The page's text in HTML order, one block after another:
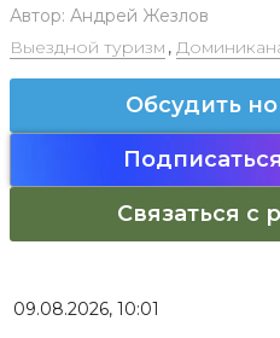
Автор: Андрей Жезлов
Выездной туризм ,
Обсудить
Связаться с
09.08.2026, 10:01